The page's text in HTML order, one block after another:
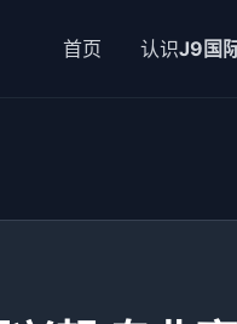
首页 认识J9国